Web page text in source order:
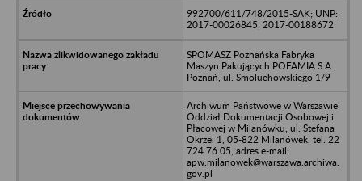
992700/611/748/2015-SAK; UNP:
2017-00026845, 2017-00188672
SPOMASZ Poznańska Fabryka
Maszyn Pakujących POFAMIA S.A.,
Poznań, ul. Smoluchowskiego 1/9
Archiwum Państwowe w Warszawie
Oddział Dokumentacji Osobowej i
Płacowej w Milanówku, ul. Stefana
Okrzei 1, 05-822 Milanówek, tel. 22
724 76 05, adres e-mail:
apw.milanowek@warszawa.archiwa.
gov.pl